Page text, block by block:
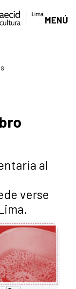
MENÚ
al
verse